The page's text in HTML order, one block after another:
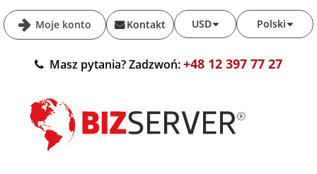
Moje konto Polski
USD
Kontakt
Masz pytania? Zadzwoń:+48 12 397 77 27